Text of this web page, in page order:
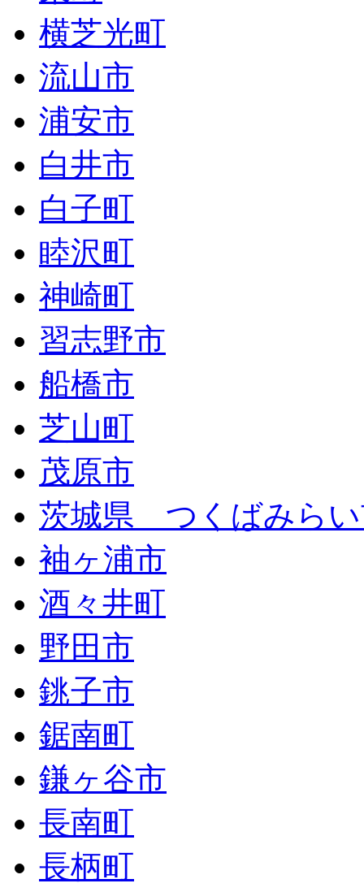
横芝光町
流山市
浦安市
白井市
白子町
睦沢町
神崎町
習志野市
船橋市
芝山町
茂原市
茨城県 つくばみら
袖ヶ浦市
酒々井町
野田市
銚子市
鋸南町
鎌ヶ谷市
長南町
長柄町